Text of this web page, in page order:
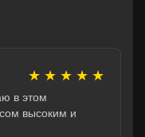
★ ★ ★ ★ ★
в этом
высоким и